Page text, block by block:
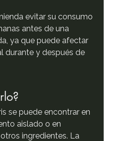
evitar su consumo
antes de una
ya que puede afectar
durante y después de
se puede encontrar en
aislado o en
ingredientes. La